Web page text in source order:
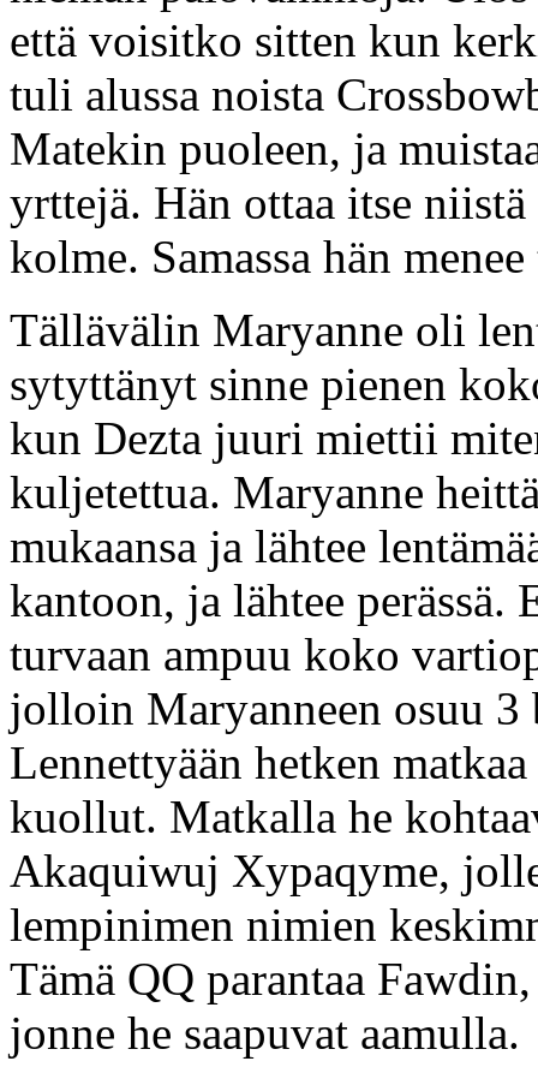
että voisitko sitten kun
tuli alussa noista
Matekin puoleen, ja
yrttejä. Hän ottaa itse
kolme. Samassa hän
Tällävälin Maryanne oli
sytyttänyt sinne pienen
kun Dezta juuri miettii
kuljetettua. Maryanne
mukaansa ja lähtee
kantoon, ja lähtee perässä.
turvaan ampuu koko
jolloin Maryanneen osuu
Lennettyään hetken
kuollut. Matkalla he
Akaquiwuj Xypaqyme,
lempinimen nimien
Tämä QQ parantaa
jonne he saapuvat aamulla.